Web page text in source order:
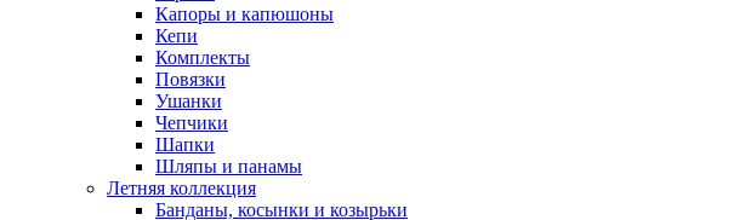
Капоры и капюшоны
Кепи
Комплекты
Повязки
Ушанки
Чепчики
Шапки
Шляпы и панамы
Летняя коллекция
Банданы, косынки и козырьки